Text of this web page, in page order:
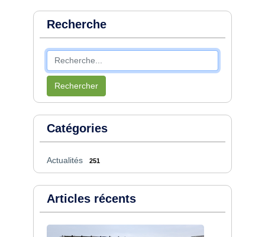
Recherche
Rechercher
Catégories
Actualités 251
Articles récents